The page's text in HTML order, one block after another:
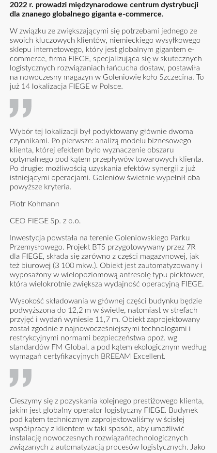
2022 r. prowadzi międzynarodowe centrum dystrybucji
dla znanego globalnego giganta e-commerce.
W związku ze zwiększającymi się potrzebami jednego ze
swoich kluczowych klientów, niemieckiego wysyłkowego
sklepu internetowego, który jest globalnym gigantem e-
commerce, firma FIEGE, specjalizująca się w skutecznych
logistycznych rozwiązaniach łańcucha dostaw, postawiła
na nowoczesny magazyn w Goleniowie koło Szczecina. To
już 14 lokalizacja FIEGE w Polsce.
Wybór tej lokalizacji był podyktowany głównie dwoma
czynnikami. Po pierwsze: analizą modelu biznesowego
klienta, której efektem było wyznaczenie obszaru
optymalnego pod kątem przepływów towarowych klienta.
Po drugie: możliwością uzyskania efektów synergii z już
istniejącymi operacjami. Goleniów świetnie wypełnił oba
powyższe kryteria.
Piotr Kohmann
CEO FIEGE Sp. z o.o.
Inwestycja powstała na terenie Goleniowskiego Parku
Przemysłowego. Projekt BTS przygotowywany przez 7R
dla FIEGE, składa się zarówno z części magazynowej, jak
też biurowej (3 100 mkw.). Obiekt jest zautomatyzowany i
wyposażony w wielopoziomową antresolę typu picktower,
która wielokrotnie zwiększa wydajność operacyjną FIEGE.
Wysokość składowania w głównej części budynku będzie
podwyższona do 12,2 m w świetle, natomiast w strefach
przyjęć i wydań wyniesie 11,7 m. Obiekt zaprojektowany
został zgodnie z najnowocześniejszymi technologami i
restrykcyjnymi normami bezpieczeństwa ppoż. wg
standardów FM Global, a pod kątem ekologicznym według
wymagań certyfikacyjnych BREEAM Excellent.
Cieszymy się z pozyskania kolejnego prestiżowego klienta,
jakim jest globalny operator logistyczny FIEGE. Budynek
pod kątem technicznym zaprojektowaliśmy w ścisłej
współpracy z klientem w taki sposób, aby umożliwić
instalację nowoczesnych rozwiązańtechnologicznych
związanych z automatyzacją procesów logistycznych. Jako